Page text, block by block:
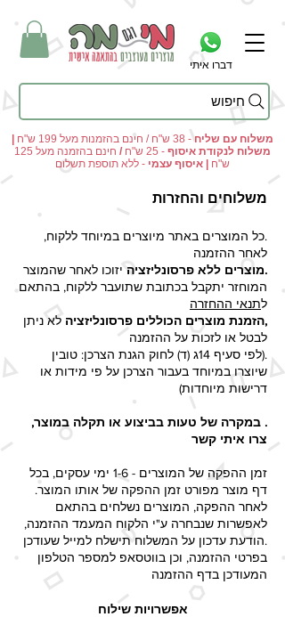
דברו איתי
חיפוש
משלוח עם שליח - 38 ש"ח / חינם בהזמנות מעל 199 ש"ח
|
משלוח לנקודת איסוף - 25 ש"ח /
חינם בהזמנה מעל 125
ש"ח | איסוף עצמי - ללא תוספת תשלום
משלוחים והחזרות
.כל המוצרים באתר מיוצרים במיוחד ללקוח,
לאחר ההזמנה
.מוצרים ללא פרסונליזציה יזוכו לאחר שהמוצר
המוחזר יתקבל בכתובת שתועבר ללקוח, בהתאם
לתנאי ההחזרה
,הזמנת מוצרים הכוללים פרסונליזציה לא ניתן
לבטל או לזכות על ההזמנה
.(לפי סעיף 14ג (ד) לחוק הגנת הצרכן: טובין
שיוצרו במיוחד בעבור הצרכן על פי מידות או
דרישות מיוחדות)
. במקרה של טעות בביצוע או תקלה במוצר,
צרו איתי קשר
זמן ההפקה של המוצרים - 1-6 ימי עסקים, בכל
דף מוצר מפורט זמן ההפקה של אותו המוצר.
לאחר ההפקה, המוצרים נשלחים בהתאם
לאפשרות שנבחרה ע"י הלקוח המעמד ההזמנה,
.הודעת עדכון על המשלוח תישלח למייל שעודכן
בפרטי ההזמנה, וכן בווטסאפ למספר הטלפון
המעודכן בדף ההזמנה​
אפשרויות שילוח